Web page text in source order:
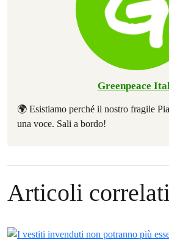
Greenpeace
🌍 Esistiamo perché il nostro fragile
una voce. Sali a bordo!
Articoli